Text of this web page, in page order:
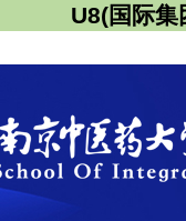
U8(国际集